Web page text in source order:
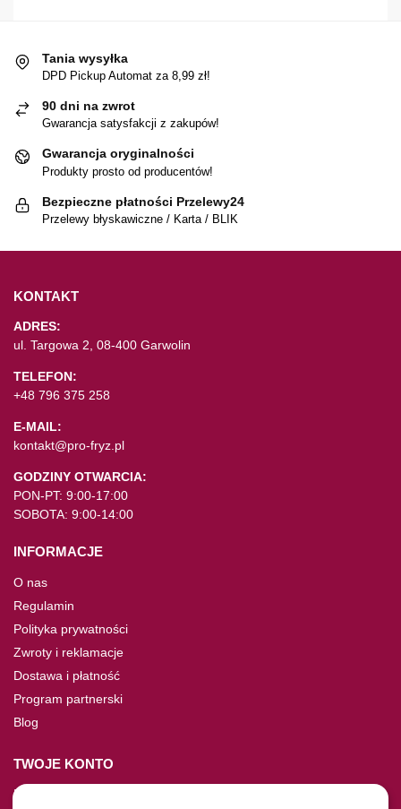
Tania wysyłka
DPD Pickup Automat za 8,99 zł!
90 dni na zwrot
Gwarancja satysfakcji z zakupów!
Gwarancja oryginalności
Produkty prosto od producentów!
Bezpieczne płatności Przelewy24
Przelewy błyskawiczne / Karta / BLIK
KONTAKT
ADRES:
ul. Targowa 2, 08-400 Garwolin
TELEFON:
+48 796 375 258
E-MAIL:
kontakt@pro-fryz.pl
GODZINY OTWARCIA:
PON-PT: 9:00-17:00
SOBOTA: 9:00-14:00
INFORMACJE
O nas
Regulamin
Polityka prywatności
Zwroty i reklamacje
Dostawa i płatność
Program partnerski
Blog
TWOJE KONTO
Moje konto